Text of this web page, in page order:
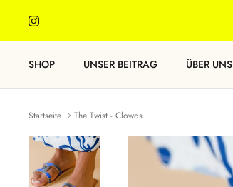
Inhalt
SHOP UNSER BEITRAG ÜBER UNS
Startseite The Twist - Clowds